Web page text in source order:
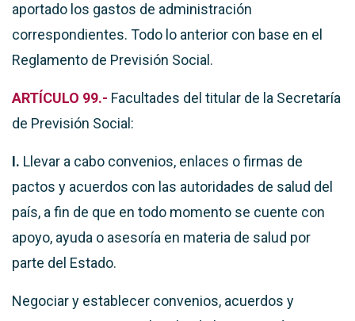
aportado los gastos de administración
correspondientes. Todo lo anterior con base en el
Reglamento de Previsión Social.
ARTÍCULO 99.- Facultades del titular de la Secretaría
de Previsión Social:
I. Llevar a cabo convenios, enlaces o firmas de
pactos y acuerdos con las autoridades de salud del
país, a fin de que en todo momento se cuente con
apoyo, ayuda o asesoría en materia de salud por
parte del Estado.
Negociar y establecer convenios, acuerdos y